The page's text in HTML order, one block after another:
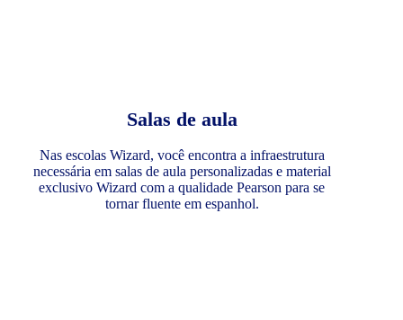
Salas de aula
Nas escolas Wizard, você encontra a infraestrutura
necessária em salas de aula personalizadas e material
exclusivo Wizard com a qualidade Pearson para se
tornar fluente em espanhol.